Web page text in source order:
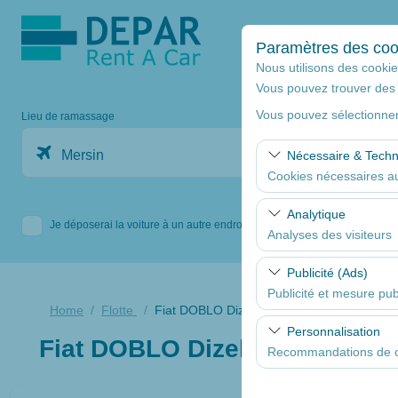
Paramètres des
Nous utilisons des
Vous pouvez trouver
Vous pouvez
Nécessaire &
Cookies nécessaires
Ces cookies sont
fonctionnalités de
Analytique
Analyses des visiteurs
Ces cookies nous
consultées,
web et améliorer
Publicité (Ads)
Publicité et mesure
Ces cookies nous
mesurer l’efficacité de
Personnalisation
Recommandations de
Lieu de ramassage
Mersin
Je déposerai la voiture à un autre endroit.
Home Flotte Fiat DOBLO Dizel grand famille diesel A/C
Fiat DOBLO Dizel grand